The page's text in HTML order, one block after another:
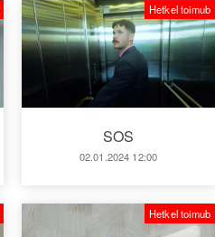
SOS
02.01.2024 12:00
Hetkel toimub
Hetkel toimub